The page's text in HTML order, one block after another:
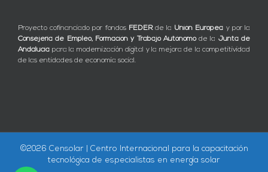
Proyecto cofinanciado por fondos FEDERde la Unión Europea y por la
Consejería de Empleo, Formación y Trabajo Autónomode la Junta de
Andalucía para la modernización digital y la mejora de la competitividad
de las entidades de economía social.
©2026 Censolar | Centro Internacional para la capacitación
tecnológica de especialistas en energía solar